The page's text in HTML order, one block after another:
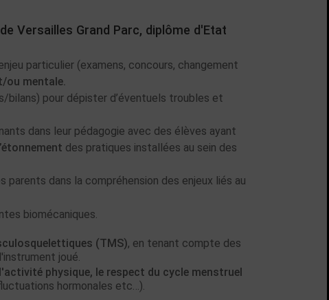
Versailles Grand Parc, diplôme d'Etat
particulier (examens, concours, changement
ou mentale.
bilans) pour dépister d’éventuels troubles et
dans leur pédagogie avec des élèves ayant
des pratiques installées au sein des
parents dans la compréhension des enjeux liés au
biomécaniques.
(TMS), en tenant compte des
joué.
physique, le respect du cycle menstruel
hormonales etc…).